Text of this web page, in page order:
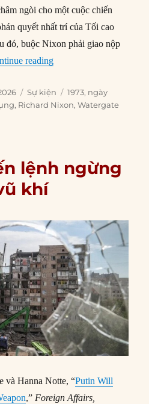
ngòi cho một cuộc chiến
quyết nhất trí của Tối cao
đó, buộc Nixon phải giao nộp
reading“23/07/1973: Nixon từ
Categories
Sự kiện Tags
1973, ngày
, Richard Nixon,Watergate
lệnh ngừng
khí
và Hanna Notte, “Putin Will
,” Foreign Affairs